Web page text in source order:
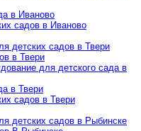
в Иваново
садов в Иваново
детских садов в Твери
в Твери
для детского сада в
в Твери
садов в Твери
детских садов в Рыбинске